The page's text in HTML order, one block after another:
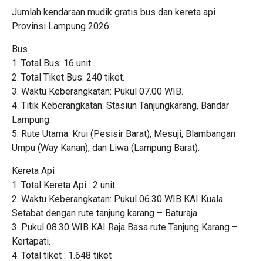
Jumlah kendaraan mudik gratis bus dan kereta api
Provinsi Lampung 2026:
Bus
1. Total Bus: 16 unit
2. Total Tiket Bus: 240 tiket.
3. Waktu Keberangkatan: Pukul 07.00 WIB.
4. Titik Keberangkatan: Stasiun Tanjungkarang, Bandar
Lampung.
5. Rute Utama: Krui (Pesisir Barat), Mesuji, Blambangan
Umpu (Way Kanan), dan Liwa (Lampung Barat).
Kereta Api
1. Total Kereta Api : 2 unit
2. Waktu Keberangkatan: Pukul 06.30 WIB KAI Kuala
Setabat dengan rute tanjung karang – Baturaja.
3. Pukul 08.30 WIB KAI Raja Basa rute Tanjung Karang –
Kertapati.
4. Total tiket : 1.648 tiket